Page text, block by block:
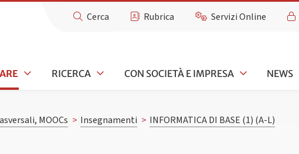
Cerca Rubrica Servizi Online
RICERCA CON SOCIETÀ E IMPRESA NEWS
MOOCs > Insegnamenti > INFORMATICA DI BASE (1) (A-L)